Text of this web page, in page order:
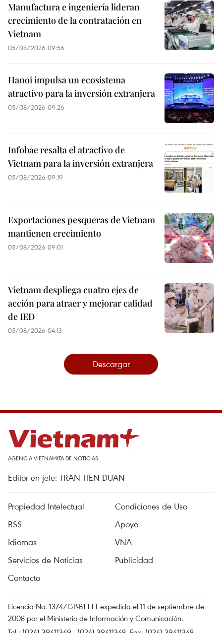
Manufactura e ingeniería lideran
crecimiento de la contratación en
Vietnam
05/08/2026 09:56
Hanoi impulsa un ecosistema
atractivo para la inversión extranjera
05/08/2026 09:26
Infobae resalta el atractivo de
Vietnam para la inversión extranjera
05/08/2026 09:19
Exportaciones pesqueras de Vietnam
mantienen crecimiento
05/08/2026 09:01
Vietnam despliega cuatro ejes de
acción para atraer y mejorar calidad
de IED
05/08/2026 04:13
Descargar
AGENCIA VIETNAMITA DE NOTICIAS
Editor en jefe: TRAN TIEN DUAN
Propiedad Intelectual
Condiciones de Uso
RSS
Apoyo
Idiomas
VNA
Servicios de Noticias
Publicidad
Contacto
Licencia No. 1374/GP-BTTTT expedida el 11 de septiembre de
2008 por el Ministerio de Información y Comunicación.